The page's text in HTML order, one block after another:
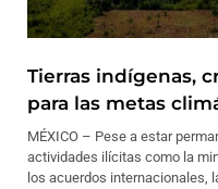
Tierras indígenas,
para las metas
MÉXICO – Pese a estar
actividades ilícitas como la
los acuerdos internacionales,